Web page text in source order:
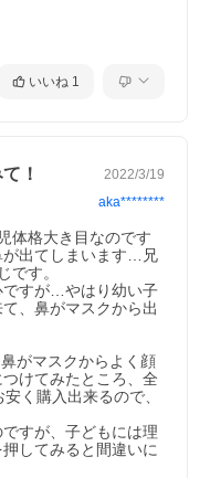
いいね 1
！ 2022/3/19
aka********
体格大き目なのです
が出てしまいます…兄
です。
ですが…やはり幼い子
、鼻がマスクから出
がマスクからよく顔
けてみたところ、全
く購入出来るので、
すが、子どもには理
してみると間違いに